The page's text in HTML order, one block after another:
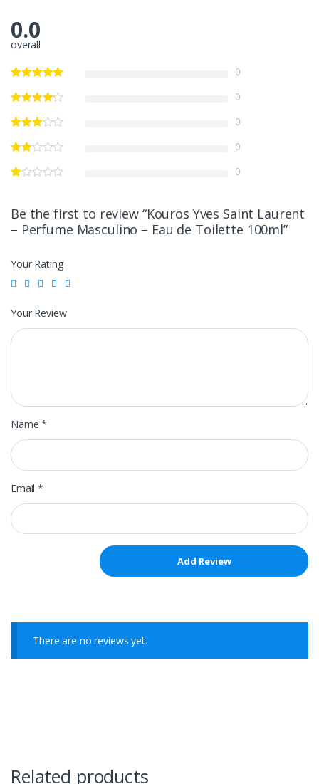
0.0
overall
0
0
0
0
0
Be the first to review “Kouros Yves Saint Laurent
– Perfume Masculino – Eau de Toilette 100ml”
Your Rating
Your Review
Name*
Email*
There are no reviews yet.
Related products